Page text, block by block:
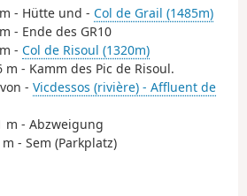
- Hütte und - Col de Grail (1485m)
- Ende des GR10
- Col de Risoul (1320m)
m - Kamm des Pic de Risoul.
- Vicdessos (rivière) - Affluent de
m - Abzweigung
- Sem (Parkplatz)